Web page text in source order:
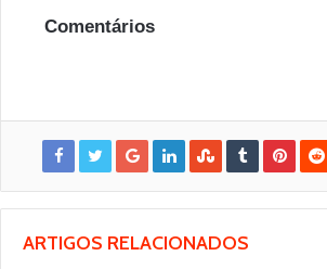
Comentários
ARTIGOS RELACIONADOS